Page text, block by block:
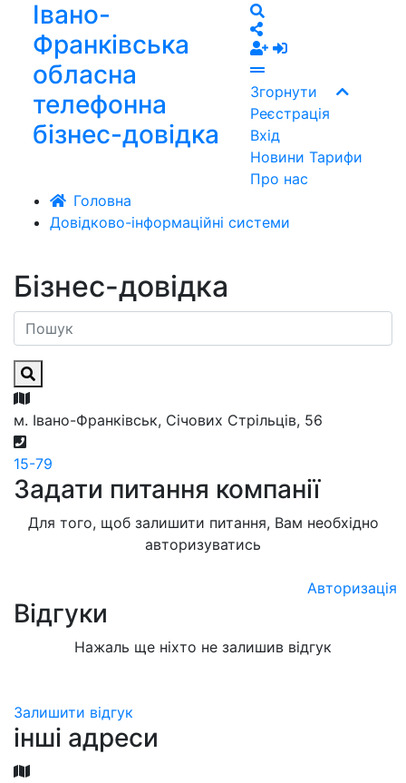
Івано-
Франківська
обласна
телефонна
бізнес-довідка
Згорнути
Реєстрація
Вхід
Новини Тарифи
Про нас
Головна
Довідково-інформаційні системи
Бізнес-довідка
м. Івано-Франківськ, Січових Стрільців, 56
15-79
Задати питання компанії
Для того, щоб залишити питання, Вам необхідно
авторизуватись
Авторизація
Відгуки
Нажаль ще ніхто не залишив відгук
Залишити відгук
інші адреси